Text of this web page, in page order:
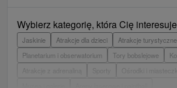
Wybierz kategorię, która Cię interesuje
Jaskinie Atrakcje dla dzieci
Atrakcje turystyczne
Planetarium i obserwatorium
Tory bobslejowe
Atrakcje z adrenaliną